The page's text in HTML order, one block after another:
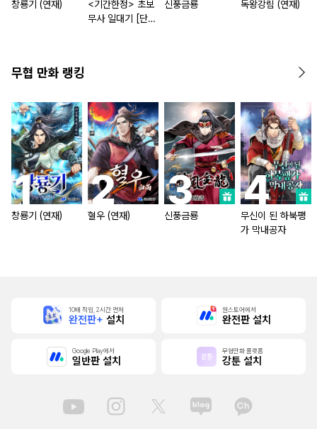
창룡기 (연재)
<기간한정> 초보
무사 일대기 [단행
신풍금룡 독왕강림 (연재)
무협 만화 랭킹
창룡기 (연재) 혈우 (연재) 신풍금룡
무신이 된 하북팽
가 막내공자
10배 적립, 2시간 먼저
완전판+ 설치
원스토어에서
완전판 설치
Google Play에서
일반판 설치
무협만화 플랫폼
강툰 설치